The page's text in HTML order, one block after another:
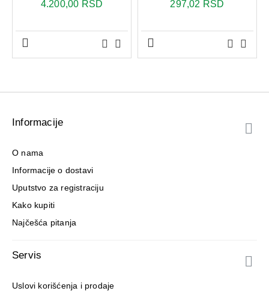
4.200,00 RSD 297,02 RSD
Informacije
O nama
Informacije o dostavi
Uputstvo za registraciju
Kako kupiti
Najčešća pitanja
Servis
Uslovi korišćenja i prodaje